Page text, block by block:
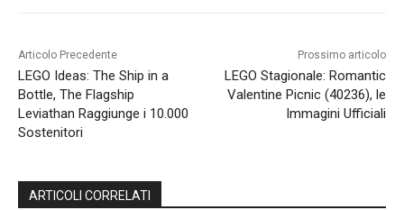
Articolo Precedente
LEGO Ideas: The Ship in a
Bottle, The Flagship
Leviathan Raggiunge i 10.000
Sostenitori
Prossimo articolo
LEGO Stagionale: Romantic
Valentine Picnic (40236), le
Immagini Ufficiali
ARTICOLI CORRELATI